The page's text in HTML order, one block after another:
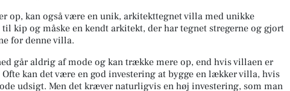
op, kan også være en unik, arkitekttegnet villa med unikke
kip og måske en kendt arkitekt, der har tegnet stregerne og gjort
for denne villa.
går aldrig af mode og kan trække mere op, end hvis villaen er
kan det være en god investering at bygge en lækker villa, hvis
udsigt. Men det kræver naturligvis en høj investering, som man